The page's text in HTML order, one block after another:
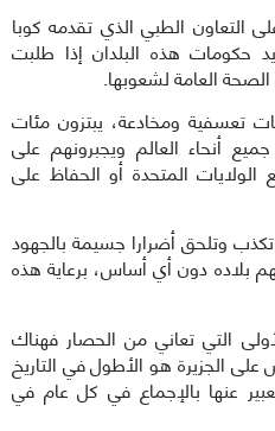
التعاون الطبي الذي تقدمه كوبا
حكومات هذه البلدان إذا طلبت
العامة لشعوبها.
تعسفية ومخادعة، يبتزون مئات
أنحاء العالم ويجبرونهم على
الولايات المتحدة أو الحفاظ على
وتلحق أضرارا جسيمة بالجهود
بلاده دون أي أساس، برعاية هذه
التي تعاني من الحصار فهناك
الجزيرة هو الأطول في التاريخ
عنها بالإجماع في كل عام في